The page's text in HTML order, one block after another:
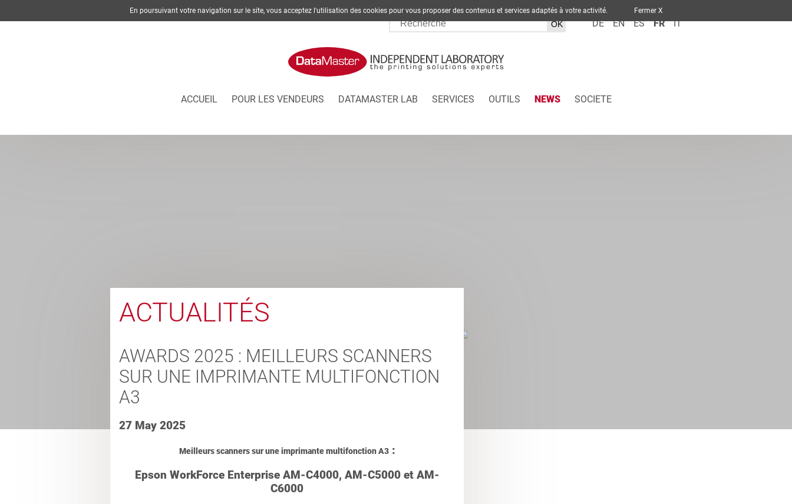
DE EN ES FR IT
ACCUEIL POUR LES VENDEURS DATAMASTER LAB SERVICES OUTILS NEWS SOCIETE
ACTUALITÉS
AWARDS 2025 : MEILLEURS SCANNERS
SUR UNE IMPRIMANTE MULTIFONCTION
A3
27 May 2025
Meilleurs scanners sur une imprimante multifonction A3:
Epson WorkForce Enterprise AM-C4000, AM-C5000 et AM-
C6000
En poursuivant votre navigation sur le site, vous acceptez l'utilisation des cookies pour vous proposer des contenus et services adaptés à votre activité. Fermer X